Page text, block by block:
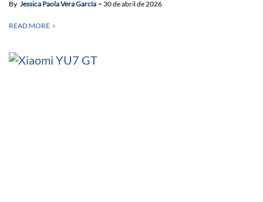
By Jessica Paola Vera García 30 de abril de 2026
READ MORE